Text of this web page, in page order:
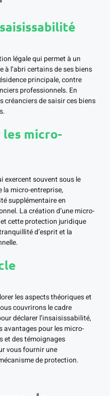
légale qui permet à un
l’abri certains de ses biens
principale, contre
professionnels. En
créanciers de saisir ces biens
micro-
exercent souvent sous le
la micro-entreprise,
supplémentaire en
La création d’une micro-
cette protection juridique
d’esprit et la
les aspects théoriques et
couvrirons le cadre
déclarer l’insaisissabilité,
avantages pour les micro-
et des témoignages
vous fournir une
de protection.